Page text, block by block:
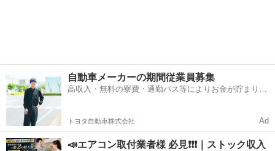
自動車メーカーの期間従業員募集
高収入・無料の寮費・通勤バス等によりお金が貯まりや
トヨタ自動車株式会社 Ad
📣エアコン取付業者様 必見❗️❗️❗️｜ストック収入